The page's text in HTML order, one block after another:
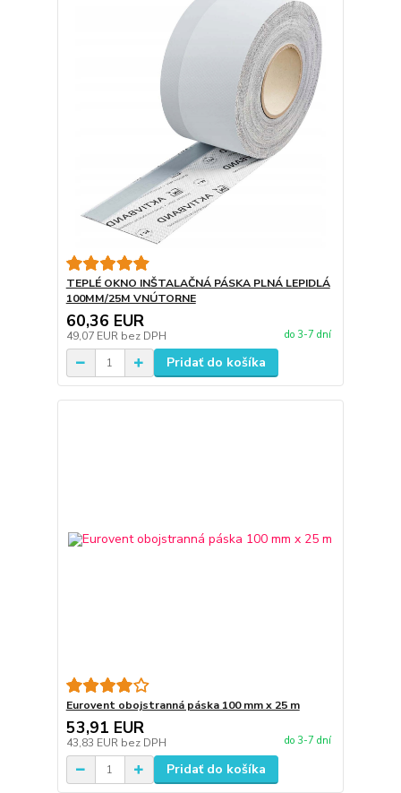
TEPLÉ OKNO INŠTALAČNÁ PÁSKA PLNÁ LEPIDLÁ
100MM/25M VNÚTORNE
60,36 EUR
49,07 EUR bez DPH do 3-7 dní
Pridať do košíka
Eurovent obojstranná páska 100 mm x 25 m
53,91 EUR
43,83 EUR bez DPH do 3-7 dní
Pridať do košíka